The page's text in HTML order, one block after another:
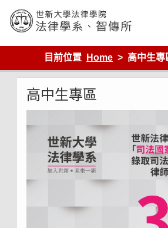
content
世新大學法律學院-法律學系-智慧財產
目前位置
Home 高中生專
高中生專區